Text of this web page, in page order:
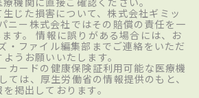
じた損害について、株式会社ギミッ
ニー株式会社ではその賠償の責任を一
す。 情報に誤りがある場合には、お
・ファイル編集部までご連絡をいただ
ようお願いいたします。
カードの健康保険証利用可能な医療機
ては、厚生労働省の情報提供のもと、
を掲出しております。